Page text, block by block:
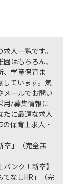
人一覧です。
はもちろん、
、学童保育ま
しています。気
メールでお問い
用/募集情報に
たに最適な求人
保育士求人・
卒」（完全無
ンク！新卒】
てなしHR」（完